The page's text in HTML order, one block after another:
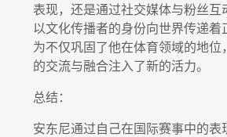
表现，还是通过社交媒体与粉丝互
以文化传播者的身份向世界传递着
为不仅巩固了他在体育领域的地位
的交流与融合注入了新的活力。
总结：
安东尼通过自己在国际赛事中的表